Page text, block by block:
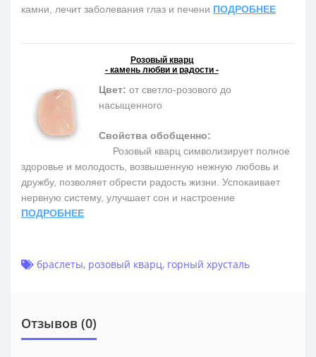
камни, лечит заболевания глаз и печени ПОДРОБНЕЕ
Розовый кварц
- камень любви и радости -
Цвет: от светло-розового до
насыщенного
Свойства обобщенно:
Розовый кварц символизирует полное
здоровье и молодость, возвышенную нежную любовь и
дружбу, позволяет обрести радость жизни. Успокаивает
нервную систему, улучшает сон и настроение
ПОДРОБНЕЕ
браслеты, розовый кварц, горный хрусталь
Отзывов (0)